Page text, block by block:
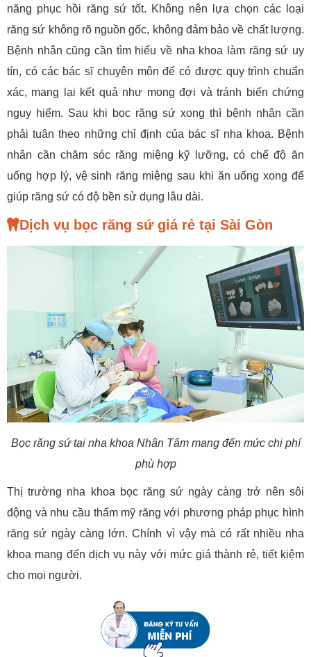
năng phục hồi răng sứ tốt. Không nên lựa chọn các loại
răng sứ không rõ nguồn gốc, không đảm bảo về chất lượng.
Bệnh nhân cũng cần tìm hiểu về nha khoa làm răng sứ uy
tín, có các bác sĩ chuyên môn để có được quy trình chuẩn
xác, mang lại kết quả như mong đợi và tránh biến chứng
nguy hiểm. Sau khi bọc răng sứ xong thì bệnh nhân cần
phải tuân theo những chỉ định của bác sĩ nha khoa. Bệnh
nhân cần chăm sóc răng miệng kỹ lưỡng, có chế độ ăn
uống hợp lý, vệ sinh răng miệng sau khi ăn uống xong để
giúp răng sứ có độ bền sử dụng lâu dài.
Dịch vụ bọc răng sứ giá rẻ tại Sài Gòn
Bọc răng sứ tại nha khoa Nhân Tâm mang đến mức chi phí
phù hợp
Thị trường nha khoa bọc răng sứ ngày càng trở nên sôi
động và nhu cầu thẩm mỹ răng với phương pháp phục hình
răng sứ ngày càng lớn. Chính vì vậy mà có rất nhiều nha
khoa mang đến dịch vụ này với mức giá thành rẻ, tiết kiệm
cho mọi người.